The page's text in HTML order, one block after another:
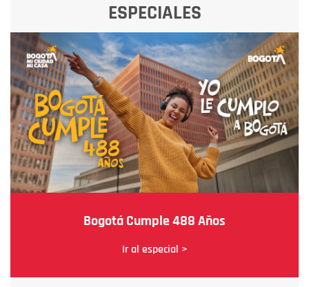
ESPECIALES
Bogotá Cumple 488 Años
Ir al especial >